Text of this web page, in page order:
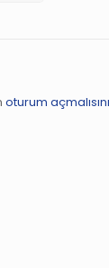
oturum